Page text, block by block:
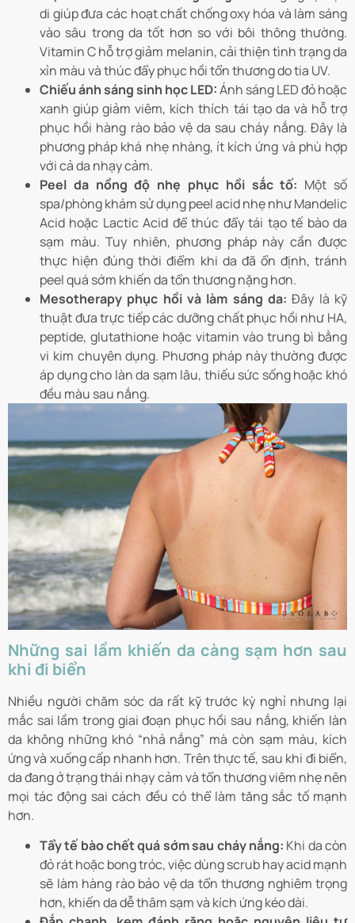
di giúp đưa các hoạt chất chống oxy hóa và làm sáng
vào sâu trong da tốt hơn so với bôi thông thường.
Vitamin C hỗ trợ giảm melanin, cải thiện tình trạng da
xỉn màu và thúc đẩy phục hồi tổn thương do tia UV.
Chiếu ánh sáng sinh học LED:Ánh sáng LED đỏ hoặc
xanh giúp giảm viêm, kích thích tái tạo da và hỗ trợ
phục hồi hàng rào bảo vệ da sau cháy nắng. Đây là
phương pháp khá nhẹ nhàng, ít kích ứng và phù hợp
với cả da nhạy cảm.
Peel da nồng độ nhẹ phục hồi sắc tố: Một số
spa/phòng khám sử dụng peel acid nhẹ như Mandelic
Acid hoặc Lactic Acid để thúc đẩy tái tạo tế bào da
sạm màu. Tuy nhiên, phương pháp này cần được
thực hiện đúng thời điểm khi da đã ổn định, tránh
peel quá sớm khiến da tổn thương nặng hơn.
Mesotherapy phục hồi và làm sáng da: Đây là kỹ
thuật đưa trực tiếp các dưỡng chất phục hồi như HA,
peptide, glutathione hoặc vitamin vào trung bì bằng
vi kim chuyên dụng. Phương pháp này thường được
áp dụng cho làn da sạm lâu, thiếu sức sống hoặc khó
đều màu sau nắng.
Những sai lầm khiến da càng sạm hơn sau
khi đi biển
Nhiều người chăm sóc da rất kỹ trước kỳ nghỉ nhưng lại
mắc sai lầm trong giai đoạn phục hồi sau nắng, khiến làn
da không những khó “nhả nắng” mà còn sạm màu, kích
ứng và xuống cấp nhanh hơn. Trên thực tế, sau khi đi biển,
da đang ở trạng thái nhạy cảm và tổn thương viêm nhẹ nên
mọi tác động sai cách đều có thể làm tăng sắc tố mạnh
hơn.
Tẩy tế bào chết quá sớm sau cháy nắng: Khi da còn
đỏ rát hoặc bong tróc, việc dùng scrub hay acid mạnh
sẽ làm hàng rào bảo vệ da tổn thương nghiêm trọng
hơn, khiến da dễ thâm sạm và kích ứng kéo dài.